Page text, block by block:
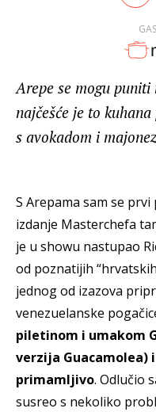
Arepe se mogu
najčešće je to
s avokadom i
S Arepama sam se
izdanje Masterchefa
je u showu nastupao
od poznatijih
jednog od izazova
venezuelanske
piletinom i umakom
verzija
primamljivo. Odlučio
susreo s nekoliko